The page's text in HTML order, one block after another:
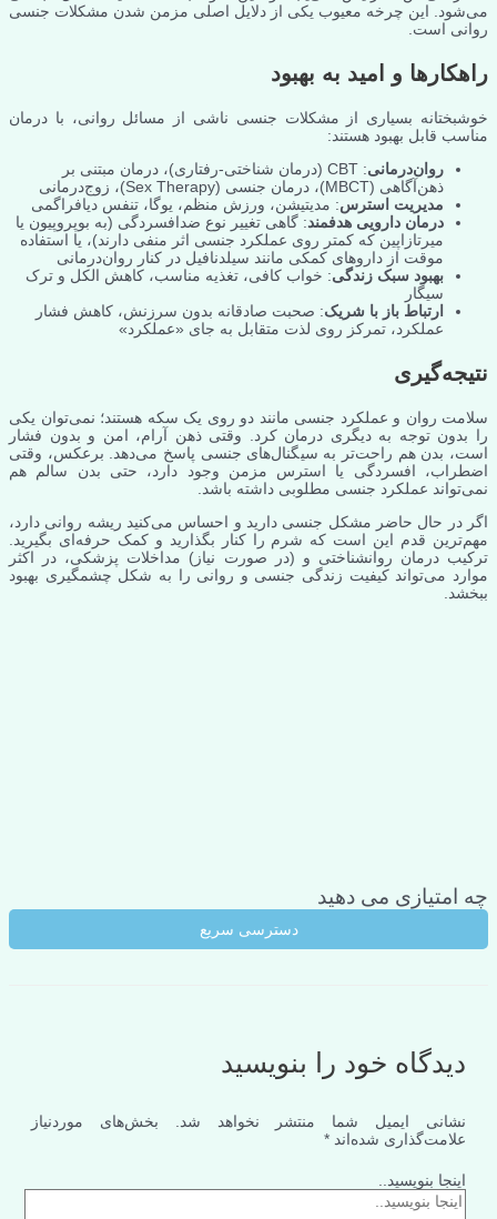
می‌شود. این چرخه معیوب یکی از دلایل اصلی مزمن شدن مشکلات جنسی
روانی است.
راهکارها و امید به بهبود
خوشبختانه بسیاری از مشکلات جنسی ناشی از مسائل روانی، با درمان
مناسب قابل بهبود هستند:
روان‌درمانی
: CBT (درمان شناختی-رفتاری)، درمان مبتنی بر
ذهن‌آگاهی (MBCT)، درمان جنسی (Sex Therapy)، زوج‌درمانی
مدیریت استرس: مدیتیشن، ورزش منظم، یوگا، تنفس دیافراگمی
درمان دارویی هدفمند: گاهی تغییر نوع ضدافسردگی (به بوپروپیون یا
میرتازاپین که کمتر روی عملکرد جنسی اثر منفی دارند)، یا استفاده
موقت از داروهای کمکی مانند سیلدنافیل در کنار روان‌درمانی
بهبود سبک زندگی: خواب کافی، تغذیه مناسب، کاهش الکل و ترک
سیگار
ارتباط باز با شریک: صحبت صادقانه بدون سرزنش، کاهش فشار
عملکرد، تمرکز روی لذت متقابل به جای «عملکرد»
نتیجه‌گیری
سلامت روان و عملکرد جنسی مانند دو روی یک سکه هستند؛ نمی‌توان یکی
را بدون توجه به دیگری درمان کرد. وقتی ذهن آرام، امن و بدون فشار
است، بدن هم راحت‌تر به سیگنال‌های جنسی پاسخ می‌دهد. برعکس، وقتی
اضطراب، افسردگی یا استرس مزمن وجود دارد، حتی بدن سالم هم
نمی‌تواند عملکرد جنسی مطلوبی داشته باشد.
اگر در حال حاضر مشکل جنسی دارید و احساس می‌کنید ریشه روانی دارد،
مهم‌ترین قدم این است که شرم را کنار بگذارید و کمک حرفه‌ای بگیرید.
ترکیب درمان روانشناختی و (در صورت نیاز) مداخلات پزشکی، در اکثر
موارد می‌تواند کیفیت زندگی جنسی و روانی را به شکل چشمگیری بهبود
ببخشد.
چه امتیازی می دهید
دسترسی سریع
دیدگاه‌ خود را بنویسید
نشانی ایمیل شما منتشر نخواهد شد.
بخش‌های موردنیاز
علامت‌گذاری شده‌اند *
اینجا بنویسید..